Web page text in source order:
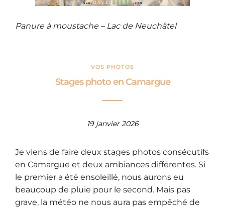
Panure à moustache – Lac de Neuchâtel
VOS PHOTOS
Stages photo en Camargue
19 janvier 2026
Je viens de faire deux stages photos consécutifs
en Camargue et deux ambiances différentes. Si
le premier a été ensoleillé, nous aurons eu
beaucoup de pluie pour le second. Mais pas
grave, la météo ne nous aura pas empêché de